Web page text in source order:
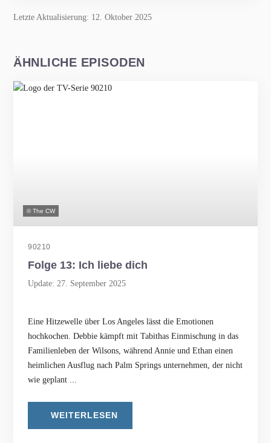
Letzte Aktualisierung: 12. Oktober 2025
ÄHNLICHE EPISODEN
© The CW
90210
Folge 13: Ich liebe dich
Update: 27. September 2025
Eine Hitzewelle über Los Angeles lässt die Emotionen
hochkochen. Debbie kämpft mit Tabithas Einmischung in das
Familienleben der Wilsons, während Annie und Ethan einen
heimlichen Ausflug nach Palm Springs unternehmen, der nicht
wie geplant ...
WEITERLESEN